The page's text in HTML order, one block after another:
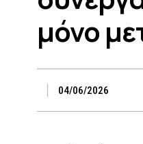
μόνο
04/06/2026